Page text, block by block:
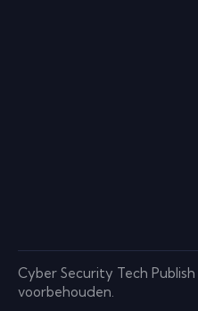
Cyber ​​Security Tech
voorbehouden.